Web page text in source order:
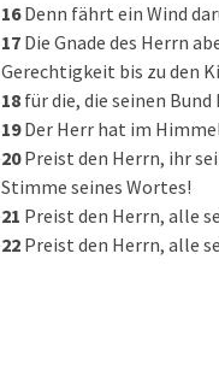
16Denn fährt ein Wind
17 Die Gnade des Herrn
Gerechtigkeit bis zu den
18 für die, die seinen
19Der Herr hat im
20Preist den Herrn, ihr
Stimme seines Wortes!
21 Preist den Herrn, alle
22 Preist den Herrn, alle